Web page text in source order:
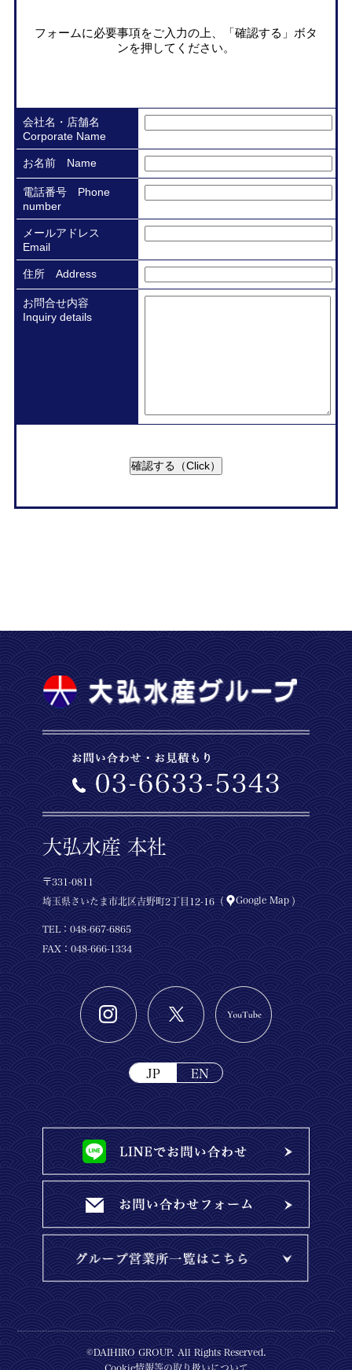
フォームに必要事項をご⼊⼒の上、「確認する」ボタ
ンを押してください。
会社名・店舗名
Corporate Name
お名前 Name
電話番号 Phone
number
メールアドレス
Email
住所 Address
お問合せ内容
Inquiry details
大弘水産 本社
〒331-0811
埼玉県さいたま市北区吉野町2丁目12-16（ Google Map ）
TEL： 048-667-6865
FAX：048-666-1334
JP EN
©DAIHIRO GROUP. All Rights Reserved.
Cookie情報等の取り扱いについて